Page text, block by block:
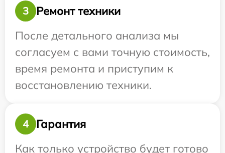
3
Ремонт техники
После детального анализа мы
согласуем с вами точную стоимость,
время ремонта и приступим к
восстановлению техники.
4
Гарантия
Как только устройство будет готово